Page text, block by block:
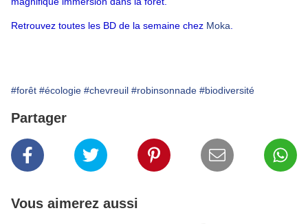
Retrouvez toutes les BD de la semaine chez Moka
#forêt #écologie #chevreuil #robinsonnade #biodiversité
Partager
Vous aimerez aussi